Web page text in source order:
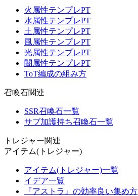
火属性テンプレPT
水属性テンプレPT
土属性テンプレPT
風属性テンプレPT
光属性テンプレPT
闇属性テンプレPT
ToT編成の組み方
召喚石関連
SSR召喚石一覧
サブ加護持ち召喚石一覧
トレジャー関連
アイテム(トレジャー)
アイテム(トレジャー)一覧
イデア一覧
『アストラ』の効率良い集め方